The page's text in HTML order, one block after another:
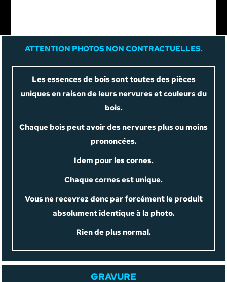
ATTENTION PHOTOS NON CONTRACTUELLES.
Les essences de bois sont toutes des pièces
uniques en raison de leurs nervures et couleurs du
bois.
Chaque bois peut avoir des nervures plus ou moins
prononcées.
Idem pour les cornes.
Chaque cornes est unique.
Vous ne recevrez donc par forcément le produit
absolument identique à la photo.
Rien de plus normal.
GRAVURE